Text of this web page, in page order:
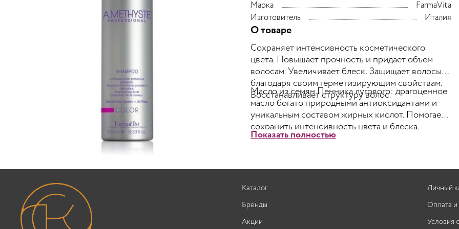
Марка
FarmaVita
Изготовитель
Италия
О товаре
Сохраняет интенсивность косметического
цвета. Повышает прочность и придает объем
волосам. Увеличивает блеск. Защищает волосы
благодаря своим герметизирующим свойствам.
Восстанавливает структуру волос.
Масло из семян Пенника лугового: драгоценное
масло богато природными антиоксидантами и
уникальным составом жирных кислот. Помогает
сохранить интенсивность цвета и блеска.
Исследования показали, что масло проникает в
проникает в стркутуру и позволяет
сбалансировать естественный уровень влаги в
выгорания на солнце, вымывания красителя и
потускнения цвета.
Показать полностью
Каталог
Бренды
Акции
Личный
Оплата и
Условия